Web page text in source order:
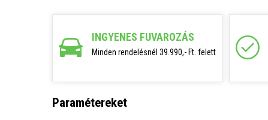
INGYENES FUVAROZÁS
Minden rendelésnél 39.990,- Ft. felett
Paramétereket